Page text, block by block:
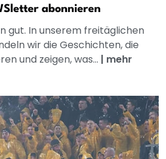
abonnieren
gut. In unserem freitäglichen
wir die Geschichten, die
und zeigen, was... | mehr